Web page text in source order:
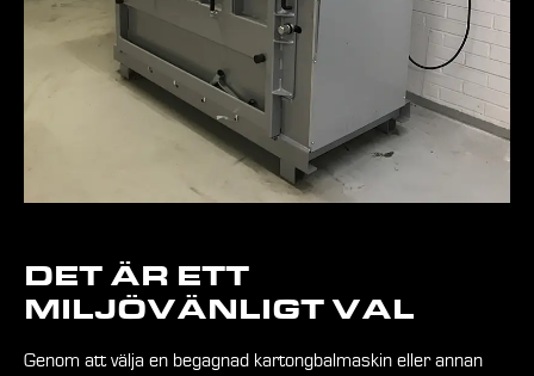
DET ÄR ETT
MILJÖVÄNLIGT VAL
Genom att välja en begagnad kartongbalmaskin eller annan